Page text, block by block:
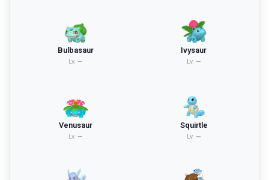
Bulbasaur
Lv. —
Ivysaur
Lv. —
Venusaur
Lv. —
Squirtle
Lv. —